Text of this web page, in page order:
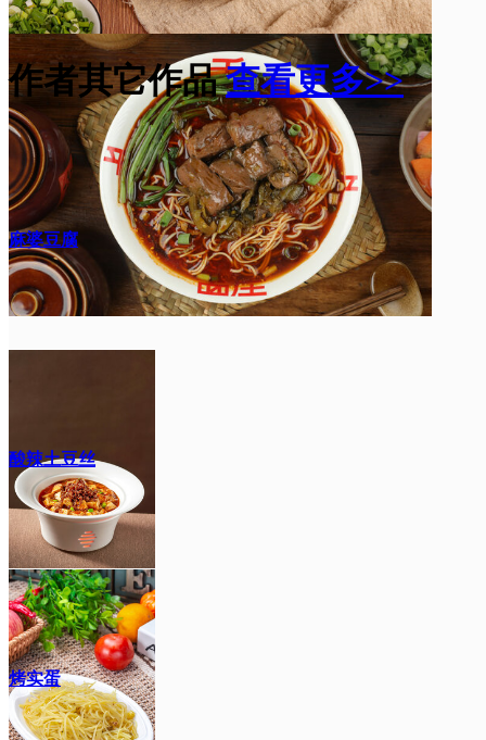
作者其它作品 查看更多>>
麻婆豆腐
酸辣土豆丝
烤实蛋